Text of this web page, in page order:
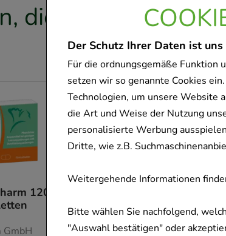
Der Schutz Ihrer Daten ist
Für die ordnungsgemäße Funktion
setzen wir so genannte Cookies
Technologien, um unsere Website
die Art und Weise der Nutzung
personalisierte Werbung
Dritte, wie z.B.
Weitergehende Informationen
Bitte wählen Sie nachfolgend,
"Auswahl bestätigen" oder
die dieses
120 mg
GmbH
Erwachsene
ratiopharm
-66%